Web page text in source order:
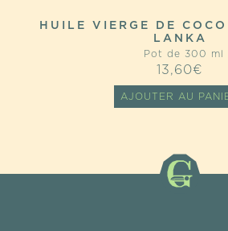
HUILE VIERGE DE
LANKA
Pot de 300 ml
13,60€
AJOUTER AU